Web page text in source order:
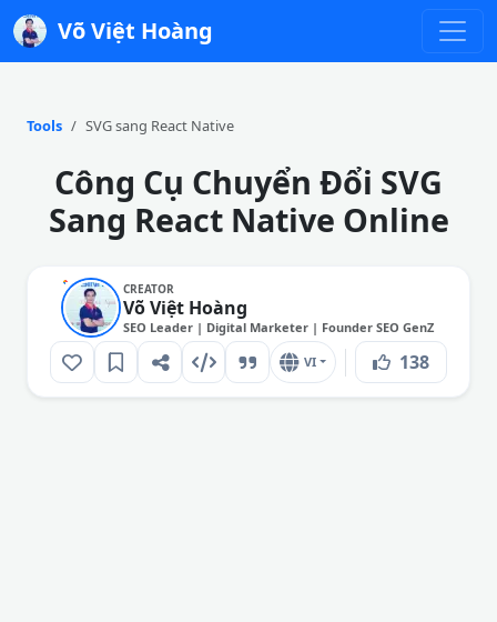
Võ Việt Hoàng
Tools SVG sang React Native
Công Cụ Chuyển Đổi SVG
Sang React Native Online
CREATOR
Võ Việt Hoàng
SEO Leader | Digital Marketer | Founder SEO GenZ
VI 138